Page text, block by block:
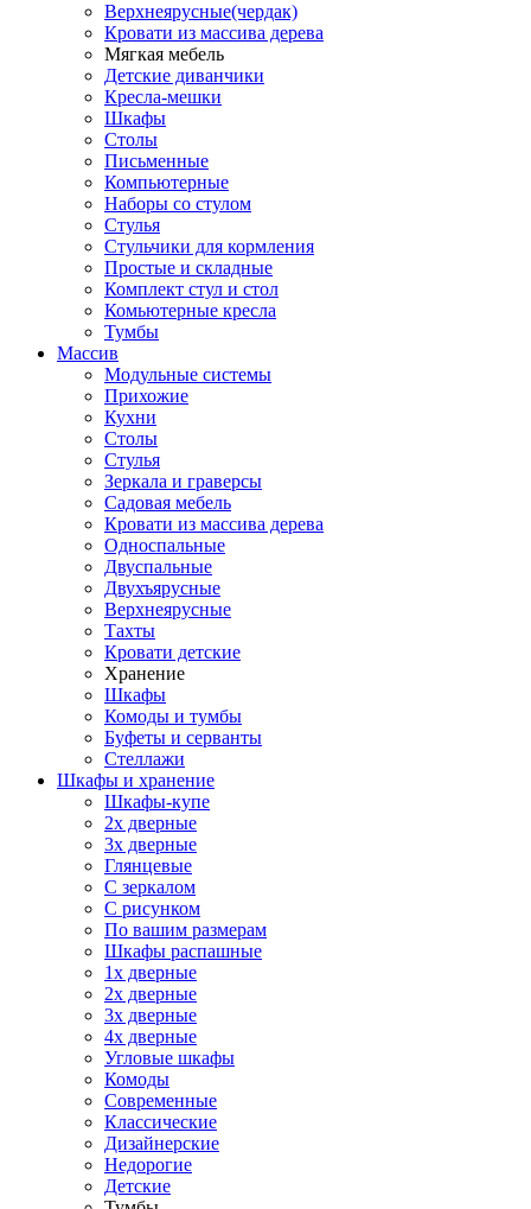
Верхнеярусные(чердак)
Кровати из массива дерева
Мягкая мебель
Детские диванчики
Кресла-мешки
Шкафы
Столы
Письменные
Компьютерные
Наборы со стулом
Стулья
Стульчики для кормления
Простые и складные
Комплект стул и стол
Комьютерные кресла
Тумбы
Массив
Модульные системы
Прихожие
Кухни
Столы
Стулья
Зеркала и граверсы
Садовая мебель
Кровати из массива дерева
Односпальные
Двуспальные
Двухъярусные
Верхнеярусные
Тахты
Кровати детские
Хранение
Шкафы
Комоды и тумбы
Буфеты и серванты
Стеллажи
Шкафы и хранение
Шкафы-купе
2х дверные
3х дверные
Глянцевые
С зеркалом
С рисунком
По вашим размерам
Шкафы распашные
1х дверные
2х дверные
3х дверные
4х дверные
Угловые шкафы
Комоды
Современные
Классические
Дизайнерские
Недорогие
Детские